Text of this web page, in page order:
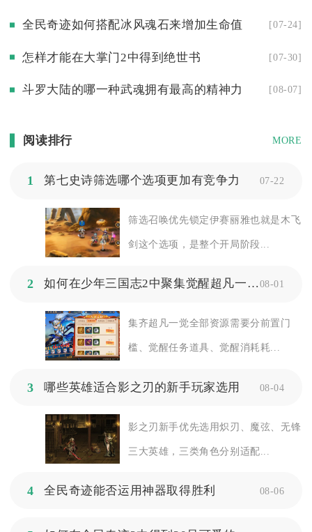
全民奇迹如何搭配冰风魂石来增加生命值 [07-24]
怎样才能在大掌门2中得到绝世书 [07-30]
斗罗大陆的哪一种武魂拥有最高的精神力 [08-07]
阅读排行 MORE
1 第七史诗筛选哪个选项更加有竞争力 07-22
筛选召唤优先锁定伊赛丽雅也就是木飞
剑这个选项，是整个开局阶段...
2 如何在少年三国志2中聚集觉醒超凡一觉所需资源08-01
集齐超凡一觉全部资源需要分前置门
槛、觉醒任务道具、觉醒消耗耗...
3 哪些英雄适合影之刃的新手玩家选用 08-04
影之刃新手优先选用炽刃、魔弦、无锋
三大英雄，三类角色分别适配...
4 全民奇迹能否运用神器取得胜利 08-06